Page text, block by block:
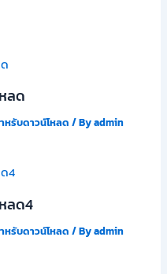
ลด
รับดาวน์โหลด / Byadmin
ลด4
รับดาวน์โหลด / Byadmin